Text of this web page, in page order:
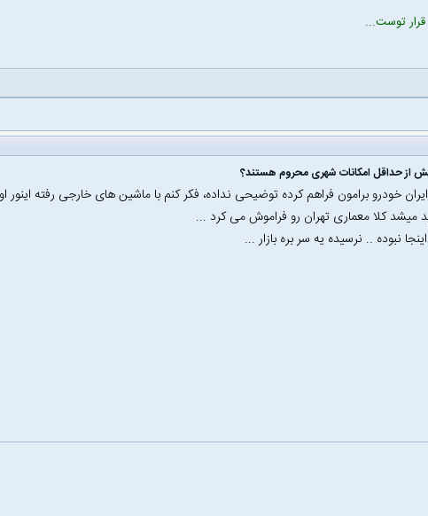
توست...
از حداقل امکانات شهری محروم هستند؟
ایران خودرو برامون فراهم کرده توضیحی نداده‌، فکر کنم با ماشین های خارجی رفته اینور
میشد کلا معماری تهران رو فراموش می کرد ...
نبوده .. نرسیده یه سر بره بازار ...